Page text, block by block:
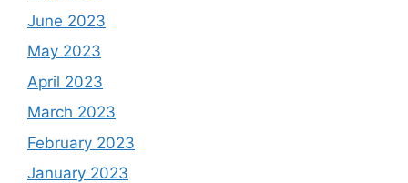
June 2023
May 2023
April 2023
March 2023
February 2023
January 2023